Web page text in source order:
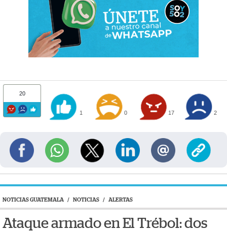
20
1 0 17 2
NOTICIAS GUATEMALA / NOTICIAS / ALERTAS
Ataque armado en El Trébol: dos